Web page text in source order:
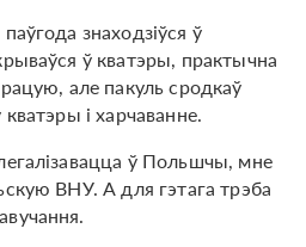
знаходзіўся ў
ў кватэры, практычна
але пакуль сродкаў
і харчаванне.
ў Польшчы, мне
ВНУ. А для гэтага трэба